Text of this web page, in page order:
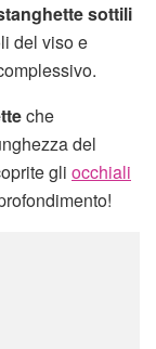
sottili
del viso e
che
del
gli occhiali